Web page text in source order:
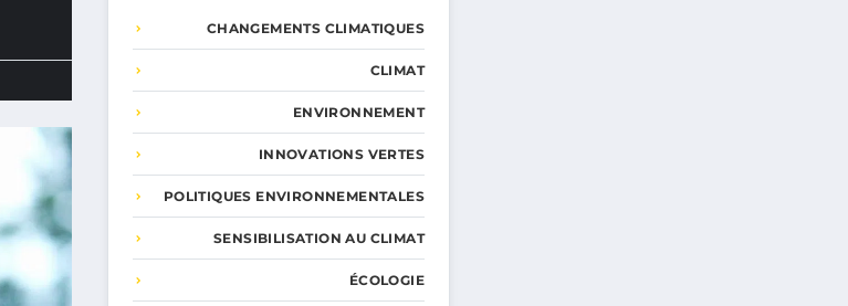
CHANGEMENTS CLIMATIQUES
CLIMAT
ENVIRONNEMENT
INNOVATIONS VERTES
POLITIQUES ENVIRONNEMENTALES
SENSIBILISATION AU CLIMAT
ÉCOLOGIE